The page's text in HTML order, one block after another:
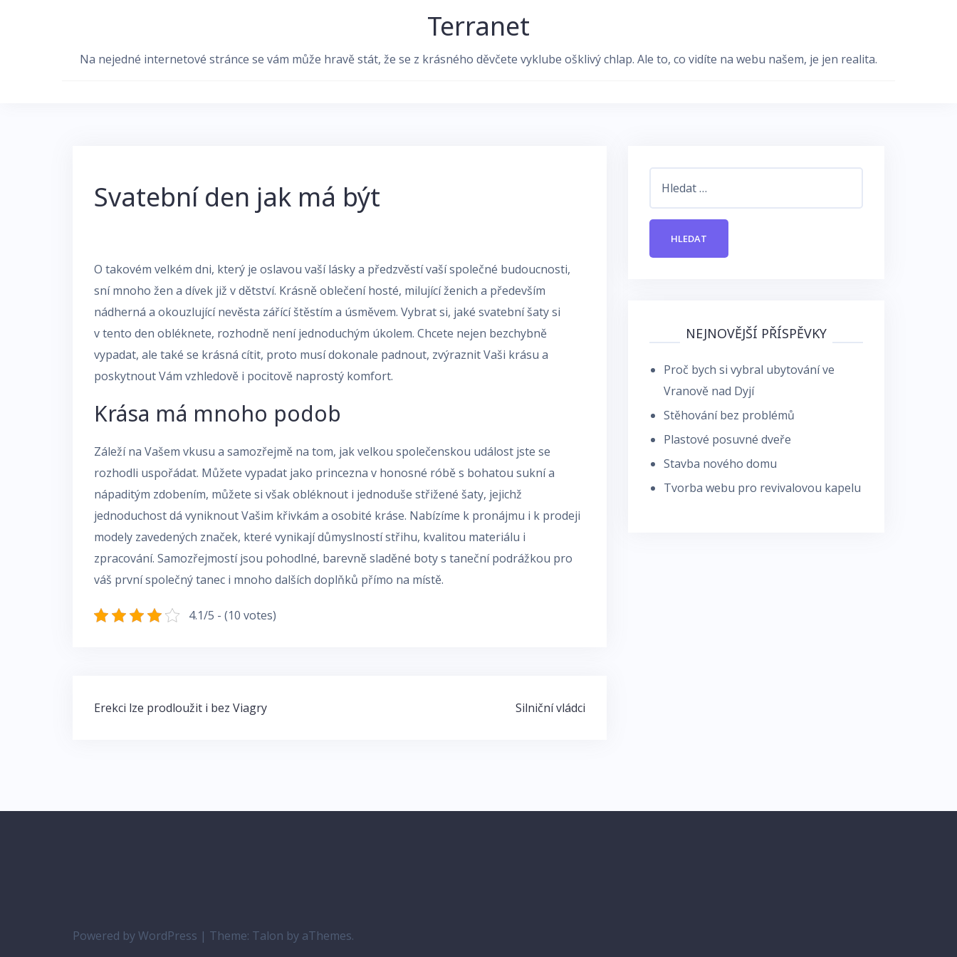
Terranet
Na nejedné internetové stránce se vám může hravě stát, že se z krásného děvčete vyklube ošklivý chlap. Ale to, co vidíte na webu našem, je jen realita.
Svatební den jak má být
O takovém velkém dni, který je oslavou vaší lásky a předzvěstí vaší společné budoucnosti,
sní mnoho žen a dívek již v dětství. Krásně oblečení hosté, milující ženich a především
nádherná a okouzlující nevěsta zářící štěstím a úsměvem. Vybrat si, jaké svatební šatysi
v tento den obléknete, rozhodně není jednoduchým úkolem. Chcete nejen bezchybně
vypadat, ale také se krásná cítit, proto musí dokonale padnout, zvýraznit Vaši krásu a
poskytnout Vám vzhledově i pocitově naprostý komfort.
Krása má mnoho podob
Záleží na Vašem vkusu a samozřejmě na tom, jak velkou společenskou událost jste se
rozhodli uspořádat. Můžete vypadat jako princezna v honosné róbě s bohatou sukní a
nápaditým zdobením, můžete si však obléknout i jednoduše střižené šaty, jejichž
jednoduchost dá vyniknout Vašim křivkám a osobité kráse. Nabízíme k pronájmu i k prodeji
modely zavedených značek, které vynikají důmyslností střihu, kvalitou materiálu i
zpracování. Samozřejmostí jsou pohodlné, barevně sladěné boty s taneční podrážkou pro
váš první společný tanec i mnoho dalších doplňků přímo na místě.
4.1/5 - (10 votes)
Navigace
Erekci lze prodloužit i bez Viagry Silniční vládci
NEJNOVĚJŠÍ PŘÍSPĚVKY
Proč bych si vybral ubytování ve
Vranově nad Dyjí
Stěhování bez problémů
Plastové posuvné dveře
Stavba nového domu
Tvorba webu pro revivalovou kapelu
Powered by WordPress | Theme: Talon by aThemes.